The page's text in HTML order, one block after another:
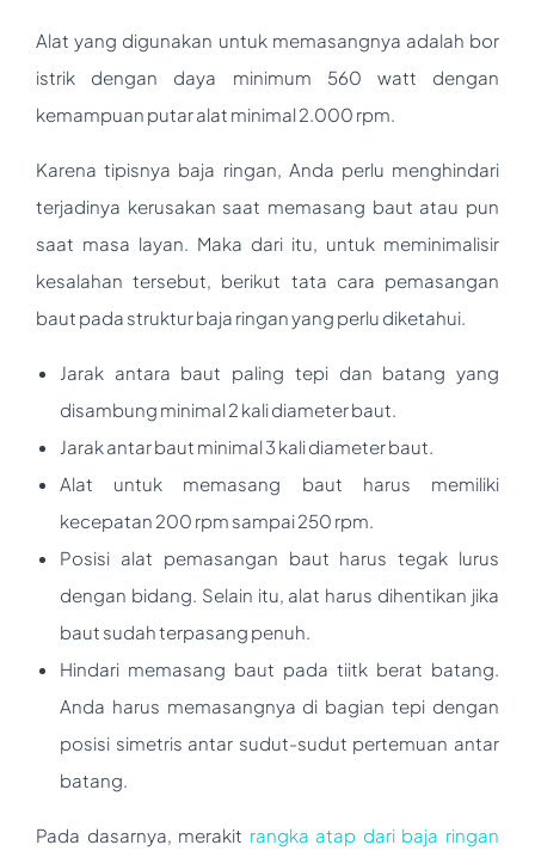
Alat yang digunakan untuk memasangnya adalah bor
istrik dengan daya minimum 560 watt dengan
kemampuan putar alat minimal 2.000 rpm.
Karena tipisnya baja ringan, Anda perlu menghindari
terjadinya kerusakan saat memasang baut atau pun
saat masa layan. Maka dari itu, untuk meminimalisir
kesalahan tersebut, berikut tata cara pemasangan
baut pada struktur baja ringan yang perlu diketahui.
Jarak antara baut paling tepi dan batang yang
disambung minimal 2 kali diameter baut.
Jarak antar baut minimal 3 kali diameter baut.
Alat untuk memasang baut harus memiliki
kecepatan 200 rpm sampai 250 rpm.
Posisi alat pemasangan baut harus tegak lurus
dengan bidang. Selain itu, alat harus dihentikan jika
baut sudah terpasang penuh.
Hindari memasang baut pada tiitk berat batang.
Anda harus memasangnya di bagian tepi dengan
posisi simetris antar sudut-sudut pertemuan antar
batang.
Pada dasarnya, merakit rangka atap dari baja ringan